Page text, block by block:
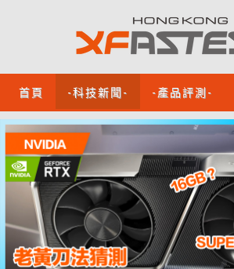
首頁 -科技新聞- -產品評測-